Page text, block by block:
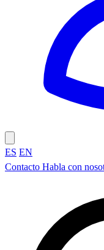
ES EN
Contacto Habla con